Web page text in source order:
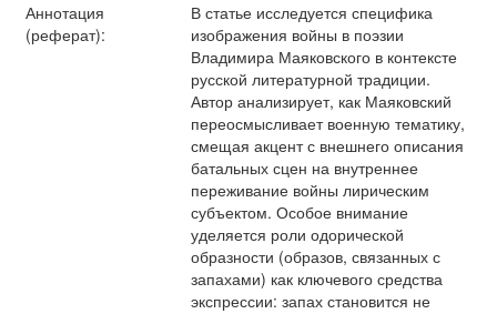
Аннотация
(реферат):
В статье исследуется специфика
изображения войны в поэзии
Владимира Маяковского в контексте
русской литературной традиции.
Автор анализирует, как Маяковский
переосмысливает военную тематику,
смещая акцент с внешнего описания
батальных сцен на внутреннее
переживание войны лирическим
субъектом. Особое внимание
уделяется роли одорической
образности (образов, связанных с
запахами) как ключевого средства
экспрессии: запах становится не